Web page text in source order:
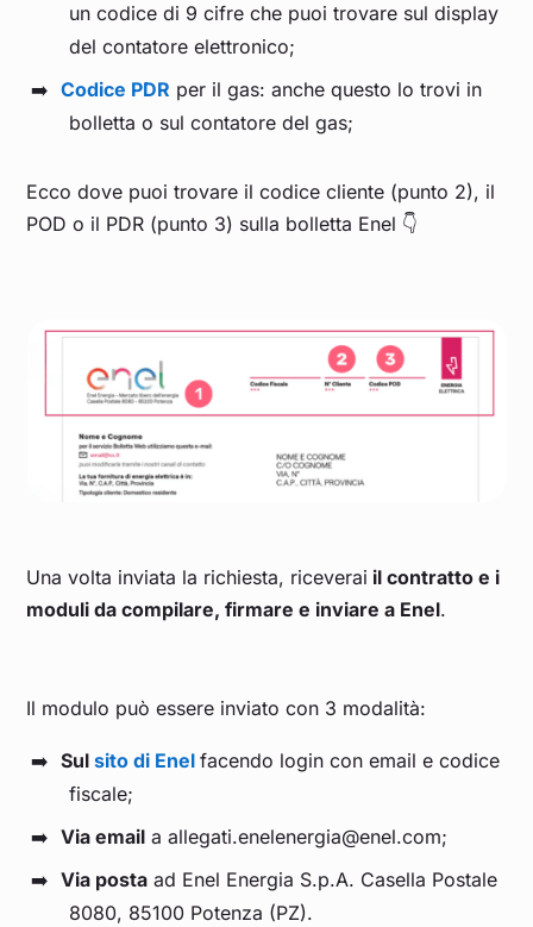
un codice di 9 cifre che puoi trovare sul display
del contatore elettronico;
Codice PDR per il gas: anche questo lo trovi in
bolletta o sul contatore del gas;
Ecco dove puoi trovare il codice cliente (punto 2), il
POD o il PDR (punto 3) sulla bolletta Enel 👇
Una volta inviata la richiesta, riceverai il contratto e i
moduli da compilare, firmare e inviare a Enel.
Il modulo può essere inviato con 3 modalità:
Sul sito di Enel facendo login con email e codice
fiscale;
Via email a allegati.enelenergia@enel.com;
Via posta ad Enel Energia S.p.A. Casella Postale
8080, 85100 Potenza (PZ).